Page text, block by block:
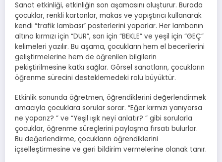
Sanat etkinliği, etkinliğin son aşamasını oluşturur. Burada
çocuklar, renkli kartonlar, makas ve yapıştırıcı kullanarak
kendi “trafik lambası” posterlerini yaparlar. Her lambanın
altına kırmızı için “DUR”, sarı için “BEKLE” ve yeşil için “GEÇ”
kelimeleri yazılır. Bu aşama, çocukların hem el becerilerini
geliştirmelerine hem de öğrenilen bilgilerin
pekiştirilmesine katkı sağlar. Görsel sanatların, çocukların
öğrenme sürecini desteklemedeki rolü büyüktür.
Etkinlik sonunda öğretmen, öğrendiklerini değerlendirmek
amacıyla çocuklara sorular sorar. “Eğer kırmızı yanıyorsa
ne yaparız? ” ve “Yeşil ışık neyi anlatır? ” gibi sorularla
çocuklar, öğrenme süreçlerini paylaşma fırsatı bulurlar.
Bu değerlendirme, çocukların öğrendiklerini
içselleştirmesine ve geri bildirim vermelerine olanak tanır.